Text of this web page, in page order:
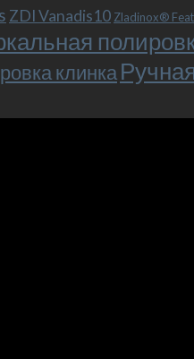
ZDI Vanadis10 Zladinox®
клинка